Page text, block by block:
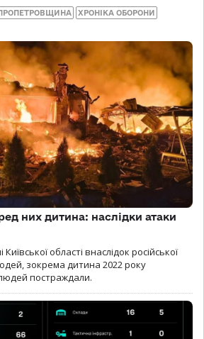
ХРОНІКА ОБОРОНИ
них дитина: наслідки атаки
області внаслідок російської
зокрема дитина 2022 року
постраждали.